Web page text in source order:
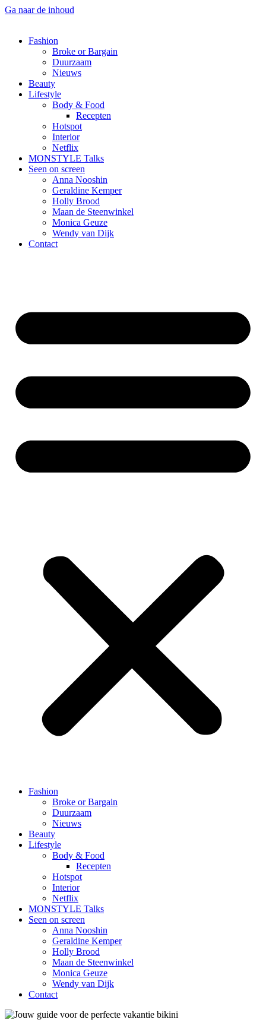
Ga naar de inhoud
Fashion
Broke or Bargain
Duurzaam
Nieuws
Beauty
Lifestyle
Body & Food
Recepten
Hotspot
Interior
Netflix
MONSTYLE Talks
Seen on screen
Anna Nooshin
Geraldine Kemper
Holly Brood
Maan de Steenwinkel
Monica Geuze
Wendy van Dijk
Contact
Fashion
Broke or Bargain
Duurzaam
Nieuws
Beauty
Lifestyle
Body & Food
Recepten
Hotspot
Interior
Netflix
MONSTYLE Talks
Seen on screen
Anna Nooshin
Geraldine Kemper
Holly Brood
Maan de Steenwinkel
Monica Geuze
Wendy van Dijk
Contact